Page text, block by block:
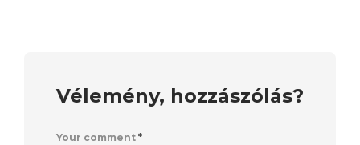
Vélemény, hozzászólás?
Your comment *